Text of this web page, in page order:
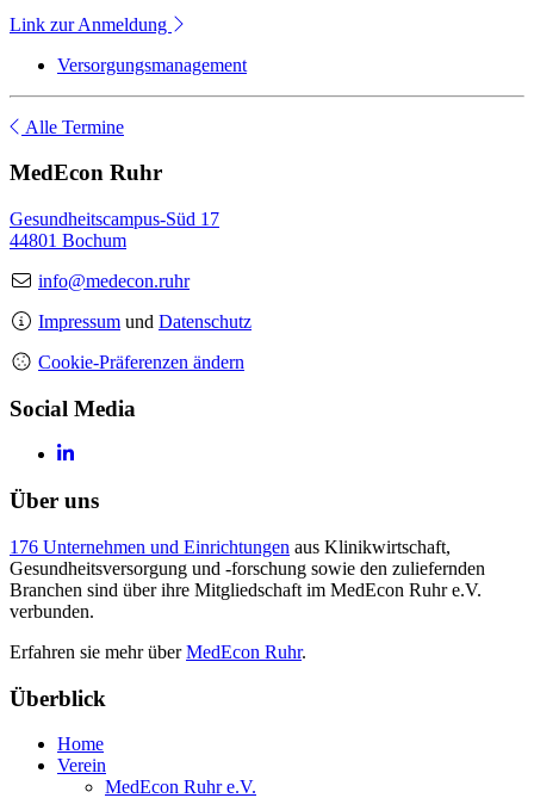
Link zur Anmeldung
Versorgungsmanagement
Alle Termine
MedEcon Ruhr
Gesundheitscampus-Süd 17
44801 Bochum
info@medecon.ruhr
Impressum und Datenschutz
Cookie-Präferenzen ändern
Social Media
Über uns
176 Unternehmen und Einrichtungen aus Klinikwirtschaft,
Gesundheitsversorgung und -forschung sowie den zuliefernden
Branchen sind über ihre Mitgliedschaft im MedEcon Ruhr e.V.
verbunden.
Erfahren sie mehr überMedEcon Ruhr.
Überblick
Home
Verein
MedEcon Ruhr e.V.